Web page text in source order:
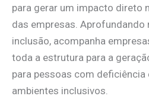
para gerar um impacto direto
das empresas. Aprofundando
inclusão, acompanha
toda a estrutura para a
para pessoas com deficiência
ambientes inclusivos.